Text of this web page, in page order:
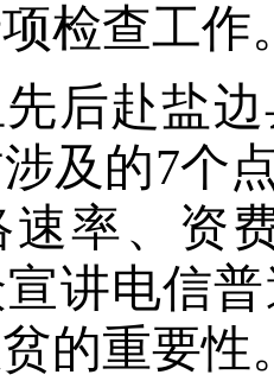
检查工作
后赴盐
及的7个
速率、资
讲电信
的重要性